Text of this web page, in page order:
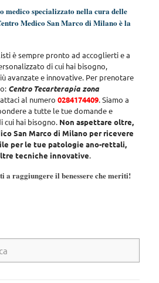
medico specializzato nella cura delle
Medico San Marco di Milano è la
è sempre pronto ad accoglierti e a
di cui hai bisogno,
avanzate e innovative. Per prenotare
Centro Tecarterapia zona
al numero 0284174409. Siamo a
a tutte le tue domande e
cui hai bisogno. Non aspettare oltre,
San Marco di Milano per ricevere
per le tue patologie ano-rettali,
tecniche innovative.
a raggiungere il benessere che meriti!